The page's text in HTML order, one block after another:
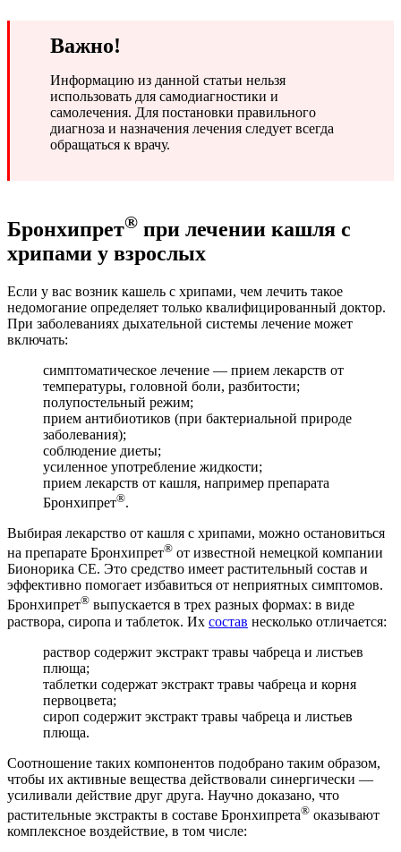
Важно!
Информацию из данной статьи нельзя
использовать для самодиагностики и
самолечения. Для постановки правильного
диагноза и назначения лечения следует всегда
обращаться к врачу.
Бронхипрет® при лечении кашля с
хрипами у взрослых
Если у вас возник кашель с хрипами, чем лечить такое
недомогание определяет только квалифицированный доктор.
При заболеваниях дыхательной системы лечение может
включать:
симптоматическое лечение — прием лекарств от
температуры, головной боли, разбитости;
полупостельный режим;
прием антибиотиков (при бактериальной природе
заболевания);
соблюдение диеты;
усиленное употребление жидкости;
прием лекарств от кашля, например препарата
Бронхипрет®.
Выбирая лекарство от кашля с хрипами, можно остановиться
на препарате Бронхипрет® от известной немецкой компании
Бионорика СЕ. Это средство имеет растительный состав и
эффективно помогает избавиться от неприятных симптомов.
Бронхипрет® выпускается в трех разных формах: в виде
раствора, сиропа и таблеток. Их состав несколько отличается:
раствор содержит экстракт травы чабреца и листьев
плюща;
таблетки содержат экстракт травы чабреца и корня
первоцвета;
сироп содержит экстракт травы чабреца и листьев
плюща.
Соотношение таких компонентов подобрано таким образом,
чтобы их активные вещества действовали синергически —
усиливали действие друг друга. Научно доказано, что
растительные экстракты в составе Бронхипрета® оказывают
комплексное воздействие, в том числе: